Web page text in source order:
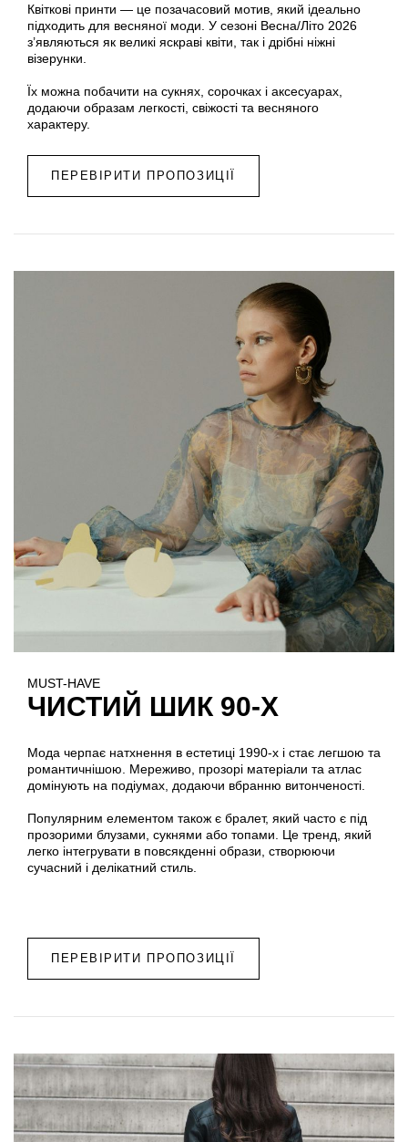
Квіткові принти — це позачасовий мотив, який ідеально
підходить для весняної моди. У сезоні Весна/Літо 2026
з’являються як великі яскраві квіти, так і дрібні ніжні
візерунки.
Їх можна побачити на сукнях, сорочках і аксесуарах,
додаючи образам легкості, свіжості та весняного
характеру.
ПЕРЕВІРИТИ ПРОПОЗИЦІЇ
MUST-HAVE
ЧИСТИЙ ШИК 90-Х
Мода черпає натхнення в естетиці 1990-х і стає легшою та
романтичнішою. Мереживо, прозорі матеріали та атлас
домінують на подіумах, додаючи вбранню витонченості.
Популярним елементом також є бралет, який часто є під
прозорими блузами, сукнями або топами. Це тренд, який
легко інтегрувати в повсякденні образи, створюючи
сучасний і делікатний стиль.
ПЕРЕВІРИТИ ПРОПОЗИЦІЇ